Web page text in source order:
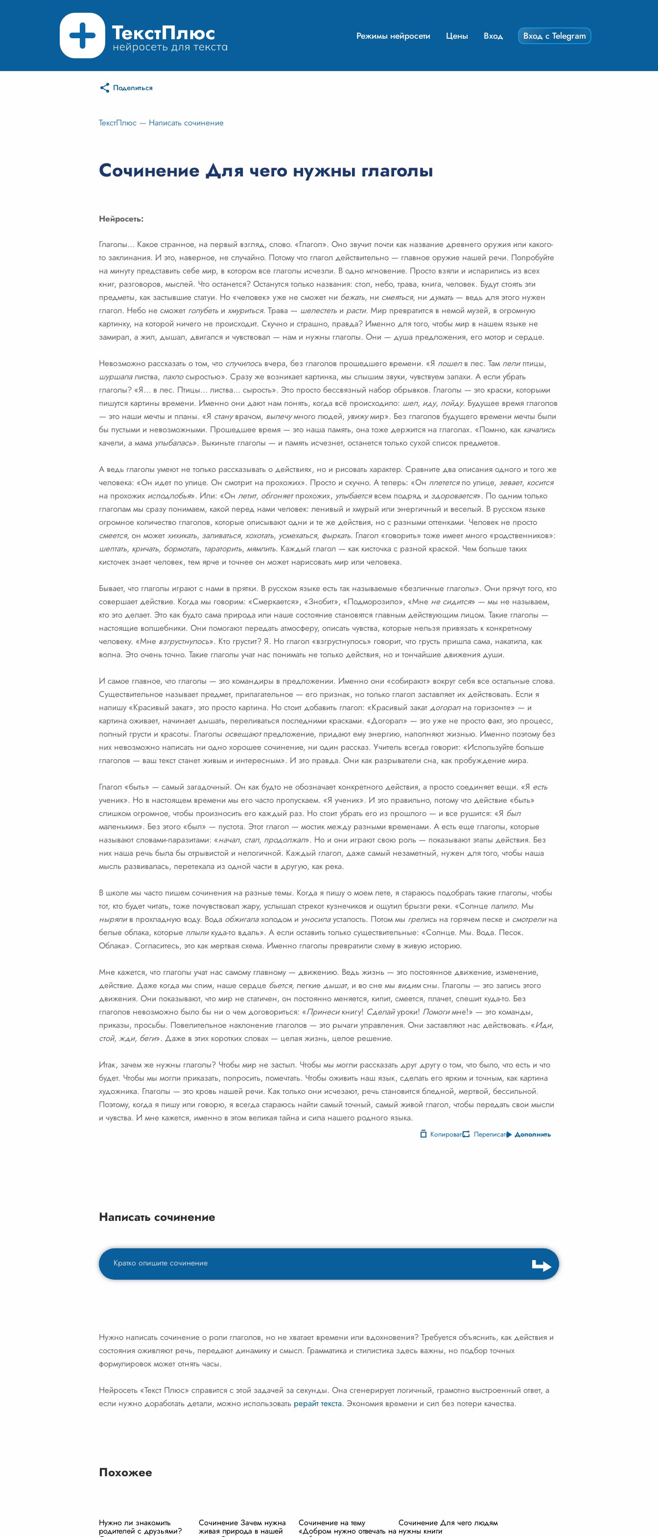
Режимы нейросети Цены Вход Вход с Telegram
Поделиться
ТекстПлюс — Написать сочинение
Сочинение Для чего нужны глаголы
Нейросеть:
Глаголы… Какое странное, на первый взгляд, слово. «Глагол». Оно звучит почти как название древнего оружия или какого-
то заклинания. И это, наверное, не случайно. Потому что глагол действительно — главное оружие нашей речи. Попробуйте
на минуту представить себе мир, в котором все глаголы исчезли. В одно мгновение. Просто взяли и испарились из всех
книг, разговоров, мыслей. Что останется? Останутся только названия: стол, небо, трава, книга, человек. Будут стоять эти
предметы, как застывшие статуи. Но «человек» уже не сможет ни бежать, ни смеяться, ни думать — ведь для этого нужен
глагол. Небо не сможет голубеть и хмуриться. Трава — шелестеть и расти. Мир превратится в немой музей, в огромную
картинку, на которой ничего не происходит. Скучно и страшно, правда? Именно для того, чтобы мир в нашем языке не
замирал, а жил, дышал, двигался и чувствовал — нам и нужны глаголы. Они — душа предложения, его мотор и сердце.
Невозможно рассказать о том, что случилось вчера, без глаголов прошедшего времени. «Я пошелв лес. Там пелиптицы,
шуршалалиства, пахлосыростью». Сразу же возникает картинка, мы слышим звуки, чувствуем запахи. А если убрать
глаголы? «Я… в лес. Птицы… листва… сырость». Это просто бессвязный набор обрывков. Глаголы — это краски, которыми
пишутся картины времени. Именно они дают нам понять, когда всё происходило: шел, иду, пойду. Будущее время глаголов
— это наши мечты и планы. «Я стануврачом, вылечумного людей, увижумир». Без глаголов будущего времени мечты были
бы пустыми и невозможными. Прошедшее время — это наша память, она тоже держится на глаголах. «Помню, как качались
качели, а мама улыбалась». Выкиньте глаголы — и память исчезнет, останется только сухой список предметов.
А ведь глаголы умеют не только рассказывать о действиях, но и рисовать характер. Сравните два описания одного и того же
человека: «Он идет по улице. Он смотрит на прохожих». Просто и скучно. А теперь: «Он плететсяпо улице, зевает, косится
на прохожих исподлобья». Или: «Он летит, обгоняетпрохожих, улыбаетсявсем подряд и здоровается». По одним только
глаголам мы сразу понимаем, какой перед нами человек: ленивый и хмурый или энергичный и веселый. В русском языке
огромное количество глаголов, которые описывают одни и те же действия, но с разными оттенками. Человек не просто
смеется, он может хихикать, заливаться, хохотать, усмехаться, фыркать. Глагол «говорить» тоже имеет много «родственников»:
шептать, кричать, бормотать, тараторить, мямлить. Каждый глагол — как кисточка с разной краской. Чем больше таких
кисточек знает человек, тем ярче и точнее он может нарисовать мир или человека.
Бывает, что глаголы играют с нами в прятки. В русском языке есть так называемые «безличные глаголы». Они прячут того, кто
совершает действие. Когда мы говорим: «Смеркается», «Знобит», «Подморозило», «Мне не сидится» — мы не называем,
кто это делает. Это как будто сама природа или наше состояние становятся главным действующим лицом. Такие глаголы —
настоящие волшебники. Они помогают передать атмосферу, описать чувства, которые нельзя привязать к конкретному
человеку. «Мне взгрустнулось». Кто грустит? Я. Но глагол «взгрустнулось» говорит, что грусть пришла сама, накатила, как
волна. Это очень точно. Такие глаголы учат нас понимать не только действия, но и тончайшие движения души.
И самое главное, что глаголы — это командиры в предложении. Именно они «собирают» вокруг себя все остальные слова.
Существительное называет предмет, прилагательное — его признак, но только глагол заставляет их действовать. Если я
напишу «Красивый закат», это просто картина. Но стоит добавить глагол: «Красивый закат догорална горизонте» — и
картина оживает, начинает дышать, переливаться последними красками. «Догорал» — это уже не просто факт, это процесс,
полный грусти и красоты. Глаголы освещаютпредложение, придают ему энергию, наполняют жизнью. Именно поэтому без
них невозможно написать ни одно хорошее сочинение, ни один рассказ. Учитель всегда говорит: «Используйте больше
глаголов — ваш текст станет живым и интересным». И это правда. Они как разрыватели сна, как пробуждение мира.
Глагол «быть» — самый загадочный. Он как будто не обозначает конкретного действия, а просто соединяет вещи. «Я есть
ученик». Но в настоящем времени мы его часто пропускаем. «Я ученик». И это правильно, потому что действие «быть»
слишком огромное, чтобы произносить его каждый раз. Но стоит убрать его из прошлого — и все рушится: «Я был
маленьким». Без этого «был» — пустота. Этот глагол — мостик между разными временами. А есть еще глаголы, которые
называют словами-паразитами: «начал, стал, продолжал». Но и они играют свою роль — показывают этапы действия. Без
них наша речь была бы отрывистой и нелогичной. Каждый глагол, даже самый незаметный, нужен для того, чтобы наша
мысль развивалась, перетекала из одной части в другую, как река.
В школе мы часто пишем сочинения на разные темы. Когда я пишу о моем лете, я стараюсь подобрать такие глаголы, чтобы
тот, кто будет читать, тоже почувствовал жару, услышал стрекот кузнечиков и ощутил брызги реки. «Солнце палило. Мы
нырялив прохладную воду. Вода обжигалахолодом и уносилаусталость. Потом мы грелись на горячем песке и смотрелина
белые облака, которые плыликуда-то вдаль». А если оставить только существительные: «Солнце. Мы. Вода. Песок.
Облака». Согласитесь, это как мертвая схема. Именно глаголы превратили схему в живую историю.
Мне кажется, что глаголы учат нас самому главному — движению. Ведь жизнь — это постоянное движение, изменение,
действие. Даже когда мы спим, наше сердце бьется, легкие дышат, и во сне мы видимсны. Глаголы — это запись этого
движения. Они показывают, что мир не статичен, он постоянно меняется, кипит, смеется, плачет, спешит куда-то. Без
глаголов невозможно было бы ни о чем договориться: «Принесикнигу! Сделайуроки! Помогимне!» — это команды,
приказы, просьбы. Повелительное наклонение глаголов — это рычаги управления. Они заставляют нас действовать. «Иди,
стой, жди, беги». Даже в этих коротких словах — целая жизнь, целое решение.
Итак, зачем же нужны глаголы? Чтобы мир не застыл. Чтобы мы могли рассказать друг другу о том, что было, что есть и что
будет. Чтобы мы могли приказать, попросить, помечтать. Чтобы оживить наш язык, сделать его ярким и точным, как картина
художника. Глаголы — это кровь нашей речи. Как только они исчезают, речь становится бледной, мертвой, бессильной.
Поэтому, когда я пишу или говорю, я всегда стараюсь найти самый точный, самый живой глагол, чтобы передать свои мысли
и чувства. И мне кажется, именно в этом великая тайна и сила нашего родного языка.
Копировать Переписать Дополнить
Написать сочинение
Нужно написать сочинение о роли глаголов, но не хватает времени или вдохновения? Требуется объяснить, как действия и
состояния оживляют речь, передают динамику и смысл. Грамматика и стилистика здесь важны, но подбор точных
формулировок может отнять часы.
Нейросеть «Текст Плюс» справится с этой задачей за секунды. Она сгенерирует логичный, грамотно выстроенный ответ, а
если нужно доработать детали, можно использовать рерайт текста. Экономия времени и сил без потери качества.
Похожее
Нужно ли знакомить
родителей с друзьями?
Сочинение Зачем нужна
живая природа в нашей
Сочинение на тему
«Добром нужно отвечать на
Сочинение Для чего людям
нужны книги